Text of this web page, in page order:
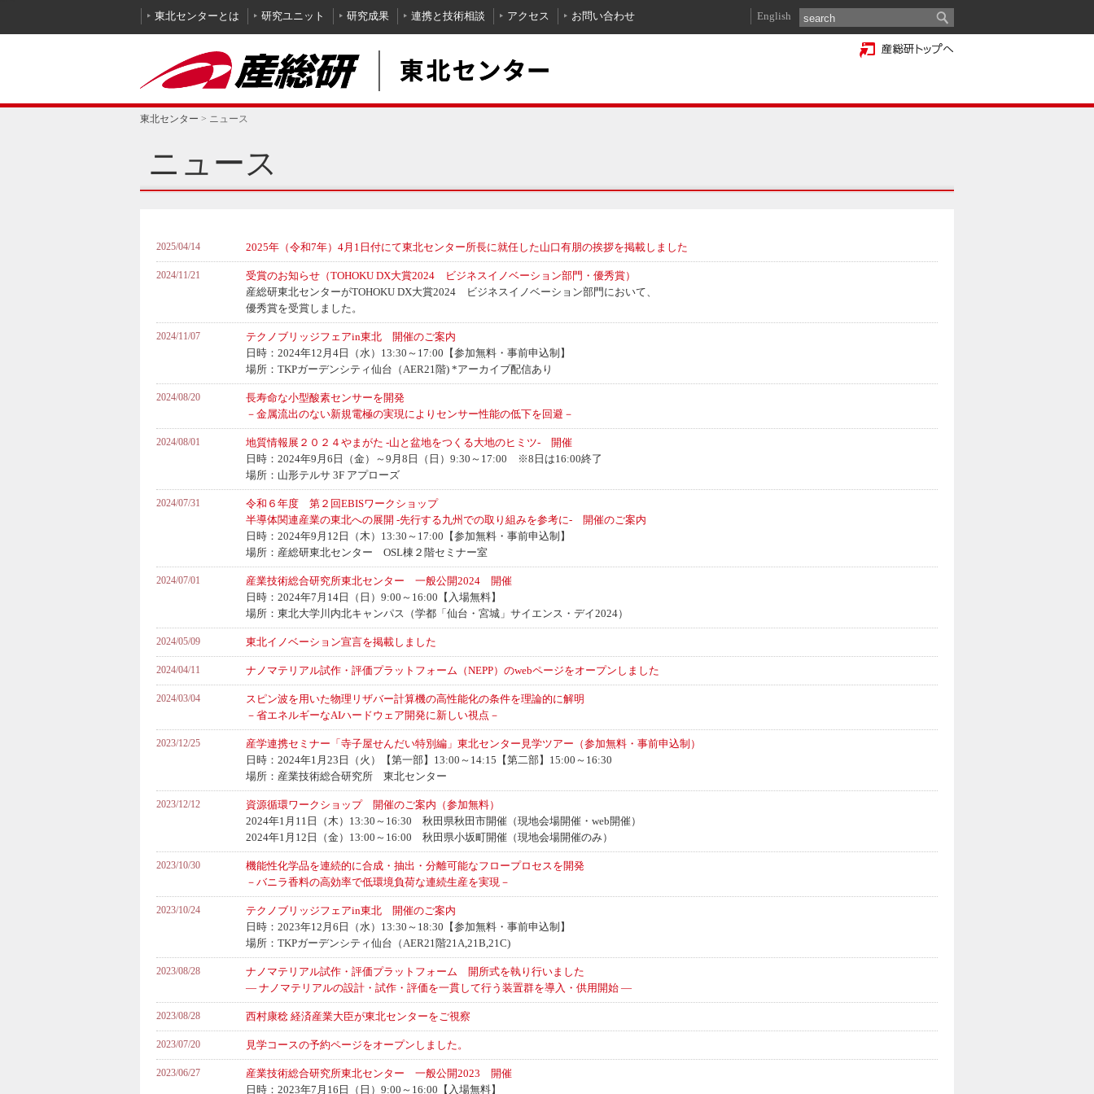
東北センターとは 研究ユニット 研究成果 連携と技術相談 アクセス お問い合わせ English
東北センター > ニュース
ニュース
2025/04/14 2025年（令和7年）4月1日付にて東北センター所長に就任した山口有朋の挨拶を掲載しました
2024/11/21
受賞のお知らせ（TOHOKU DX大賞2024 ビジネスイノベーション部門・優秀賞）
産総研東北センターがTOHOKU DX大賞2024 ビジネスイノベーション部門において、
優秀賞を受賞しました。
2024/11/07
テクノブリッジフェアin東北 開催のご案内
日時：2024年12月4日（水）13:30～17:00【参加無料・事前申込制】
場所：TKPガーデンシティ仙台（AER21階) *アーカイブ配信あり
2024/08/20
長寿命な小型酸素センサーを開発
－金属流出のない新規電極の実現によりセンサー性能の低下を回避－
2024/08/01
地質情報展２０２４やまがた -山と盆地をつくる大地のヒミツ- 開催
日時：2024年9月6日（金）～9月8日（日）9:30～17:00 ※8日は16:00終了
場所：山形テルサ 3F アプローズ
2024/07/31
令和６年度 第２回EBISワークショップ
半導体関連産業の東北への展開 -先行する九州での取り組みを参考に- 開催のご案内
日時：2024年9月12日（木）13:30～17:00【参加無料・事前申込制】
場所：産総研東北センター OSL棟２階セミナー室
2024/07/01
産業技術総合研究所東北センター 一般公開2024 開催
日時：2024年7月14日（日）9:00～16:00【入場無料】
場所：東北大学川内北キャンパス（学都「仙台・宮城」サイエンス・デイ2024）
2024/05/09 東北イノベーション宣言を掲載しました
2024/04/11 ナノマテリアル試作・評価プラットフォーム（NEPP）のwebページをオープンしました
2024/03/04
スピン波を用いた物理リザバー計算機の高性能化の条件を理論的に解明
－省エネルギーなAIハードウェア開発に新しい視点－
2023/12/25
産学連携セミナー「寺子屋せんだい特別編」東北センター見学ツアー（参加無料・事前申込制）
日時：2024年1月23日（火）【第一部】13:00～14:15【第二部】15:00～16:30
場所：産業技術総合研究所 東北センター
2023/12/12
資源循環ワークショップ 開催のご案内（参加無料）
2024年1月11日（木）13:30～16:30 秋田県秋田市開催（現地会場開催・web開催）
2024年1月12日（金）13:00～16:00 秋田県小坂町開催（現地会場開催のみ）
2023/10/30
機能性化学品を連続的に合成・抽出・分離可能なフロープロセスを開発
－バニラ香料の高効率で低環境負荷な連続生産を実現－
2023/10/24
テクノブリッジフェアin東北 開催のご案内
日時：2023年12月6日（水）13:30～18:30【参加無料・事前申込制】
場所：TKPガーデンシティ仙台（AER21階21A,21B,21C)
2023/08/28
ナノマテリアル試作・評価プラットフォーム 開所式を執り行いました
― ナノマテリアルの設計・試作・評価を一貫して行う装置群を導入・供用開始 ―
2023/08/28 西村康稔 経済産業大臣が東北センターをご視察
2023/07/20 見学コースの予約ページをオープンしました。
2023/06/27
産業技術総合研究所東北センター 一般公開2023 開催
日時：2023年7月16日（日）9:00～16:00【入場無料】